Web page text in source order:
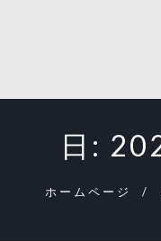
日:
ホームページ